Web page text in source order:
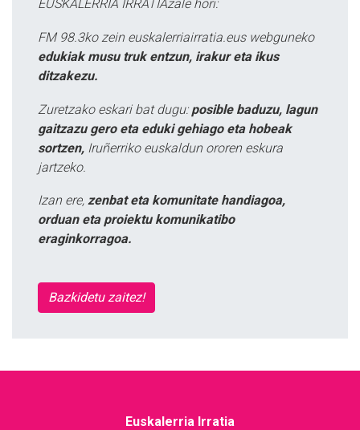
EUSKALERRIA IRRATIAzale hori:
FM 98.3ko zein euskalerriairratia.eus webguneko
edukiak musu truk entzun, irakur eta ikus
ditzakezu.
Zuretzako eskari bat dugu: posible baduzu, lagun
gaitzazu gero eta eduki gehiago eta hobeak
sortzen, Iruñerriko euskaldun ororen eskura
jartzeko.
Izan ere, zenbat eta komunitate handiagoa,
orduan eta proiektu komunikatibo
eraginkorragoa.
Bazkidetu zaitez!
Euskalerria Irratia